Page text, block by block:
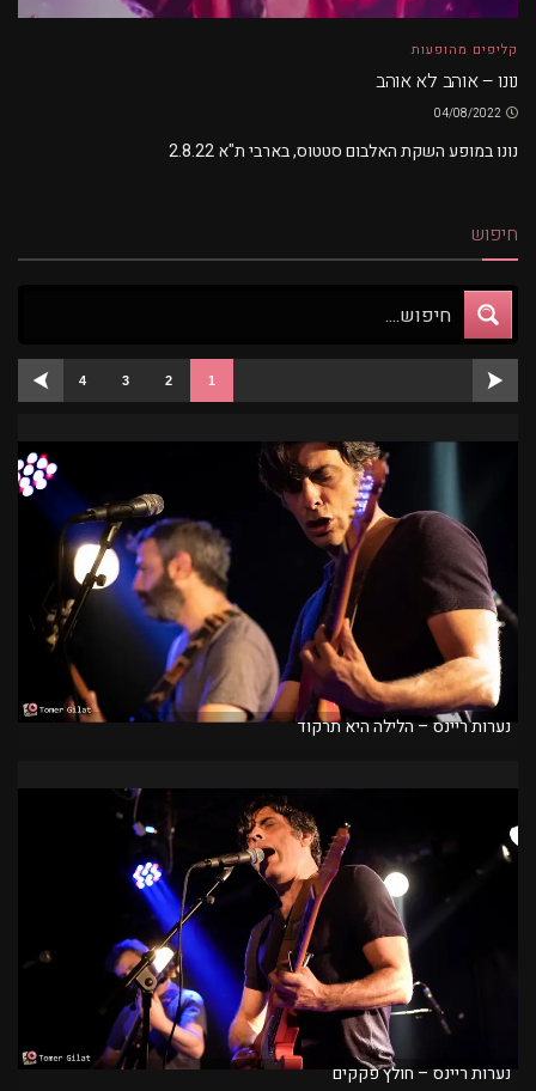
קליפים מהופעות
נונו – אוהב לא אוהב
נונו במופע השקת האלבום סטטוס, בארבי ת"א 2.8.22
חיפוש
1
2
3
4
נערות ריינס – הלילה היא תרקוד
נערות ריינס – חולץ פקקים